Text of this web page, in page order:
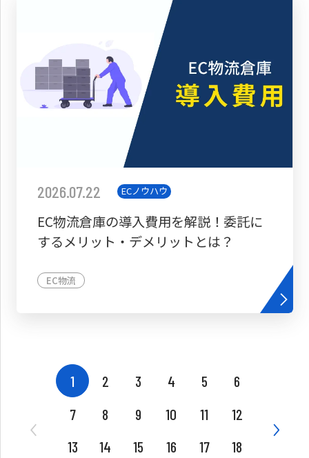
2026.07.22 ECノウハウ
EC物流倉庫の導入費用を解説！委託に
するメリット・デメリットとは？
EC物流
1 2 3 4 5
6
7
8 9 10 11
12
13
14 15 16 17
18